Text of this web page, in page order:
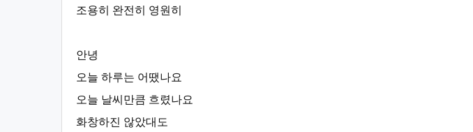
조용히 완전히 영원히
안녕
오늘 하루는 어땠나요
오늘 날씨만큼 흐렸나요
화창하진 않았대도